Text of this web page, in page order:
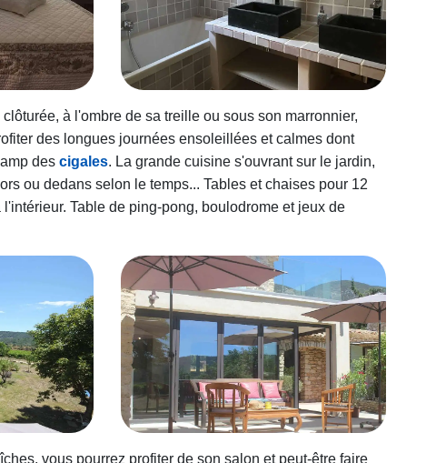
à l'ombre de sa treille ou sous son marronnier,
des longues journées ensoleillées et calmes dont
descigales. La grande cuisine s'ouvrant sur le jardin,
ou dedans selon le temps... Tables et chaises pour 12
Table de ping-pong, boulodrome et jeux de
vous pourrez profiter de son salon et peut-être faire